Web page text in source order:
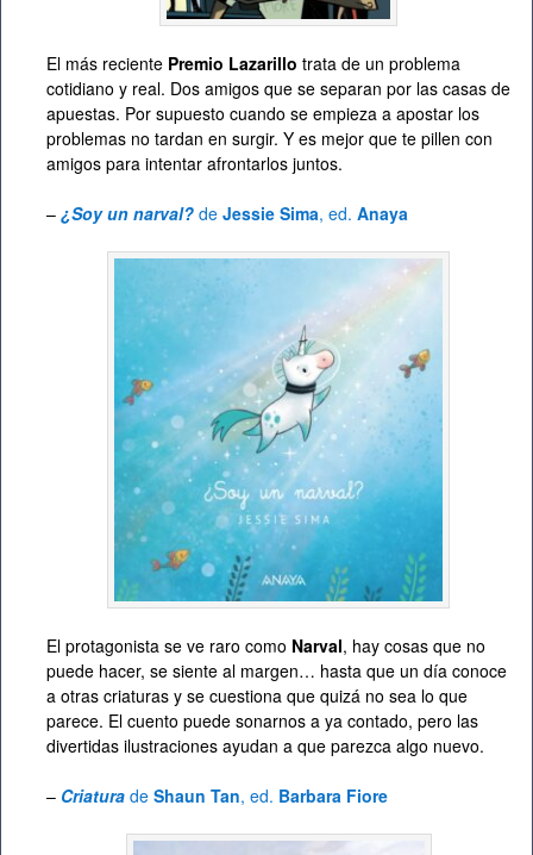
El más reciente Premio Lazarillo trata de un problema
cotidiano y real. Dos amigos que se separan por las casas de
apuestas. Por supuesto cuando se empieza a apostar los
problemas no tardan en surgir. Y es mejor que te pillen con
amigos para intentar afrontarlos juntos.
– ¿Soy un narval? de Jessie Sima, ed. Anaya
El protagonista se ve raro como Narval, hay cosas que no
puede hacer, se siente al margen… hasta que un día conoce
a otras criaturas y se cuestiona que quizá no sea lo que
parece. El cuento puede sonarnos a ya contado, pero las
divertidas ilustraciones ayudan a que parezca algo nuevo.
– Criatura de Shaun Tan, ed. Barbara Fiore